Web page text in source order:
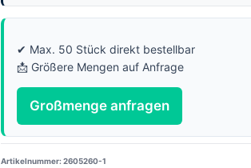
✔ Max. 50 Stück direkt bestellbar
📩 Größere Mengen auf Anfrage
Großmenge anfragen
Artikelnummer:2605260-1